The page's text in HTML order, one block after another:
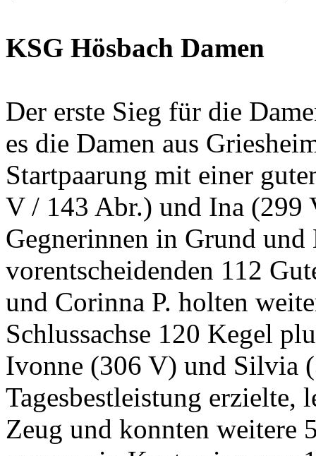
KSG Hösbach Damen
Der erste Sieg für die
es die Damen aus
Startpaarung mit einer
V / 143 Abr.) und Ina (299
Gegnerinnen in Grund
vorentscheidenden 112
und Corinna P. holten
Schlussachse 120 Kegel
Ivonne (306 V) und Silvia
Tagesbestleistung erzielte,
Zeug und konnten weitere